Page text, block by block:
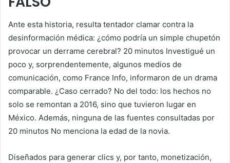
Ante esta historia, resulta tentador clamar contra la
desinformación médica: ¿cómo podría un simple chupetón
provocar un derrame cerebral? 20 minutos Investigué un
poco y, sorprendentemente, algunos medios de
comunicación, como France Info, informaron de un drama
comparable. ¿Caso cerrado? No del todo: los hechos no
solo se remontan a 2016, sino que tuvieron lugar en
México. Además, ninguna de las fuentes consultadas por
20 minutos No menciona la edad de la novia.
Diseñados para generar clics y, por tanto, monetización,